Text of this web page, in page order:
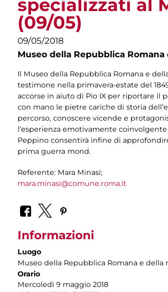
specializzati al
(09/05)
09/05/2018
Museo della Repubblica
Il Museo della Repubblica Romana e
testimone nella primavera-estate del
accorse in aiuto di Pio IX per riportare il
con mano le pietre cariche di storia
percorso, conoscere vicende e
l’esperienza emotivamente
Peppino consentirà infine di
prima guerra mond.
Referente: Mara Minasi;
mara.minasi@comune.roma.it
Informazioni
Luogo
Museo della Repubblica Romana e
Orario
Mercoledì 9 maggio 2018